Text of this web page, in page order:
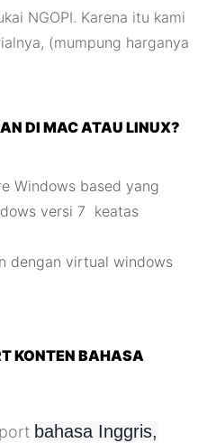
NGOPI. Karena itu kami
(mumpung harganya
DI MAC ATAU LINUX?
Windows based yang
versi 7 keatas
dengan virtual windows
KONTEN BAHASA
bahasa Inggris,